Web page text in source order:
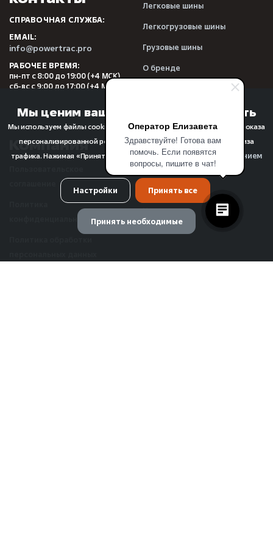
Оператор Елизавета
Здравствуйте! Готова вам
помочь. Если появятся
вопросы, пишите в чат!
СПРАВОЧНАЯ СЛУЖБА:
EMAIL:
info@powertrac.pro
РАБОЧЕЕ ВРЕМЯ:
пн-пт с 8:00 до 19:00 (+4 МСК)
сб-вс с 9:00 до 17:00 (+4 МСК)
Легковые шины
Легкогрузовые шины
Грузовые шины
О бренде
Компания
конфиденциальности
Прочее
FAQ
О компании
Новости
Мы ценим вашу конфиденциальность
Мы используем файлы cookie для улучшения качества просмотра, показа
персонализированной рекламы или контента, а также для анализа
трафика. Нажимая «Принять все», вы соглашаетесь сиспользованием
файлов cookie.
Настройки Принять все
Принять необходимые
Управление предпочтениями cookie